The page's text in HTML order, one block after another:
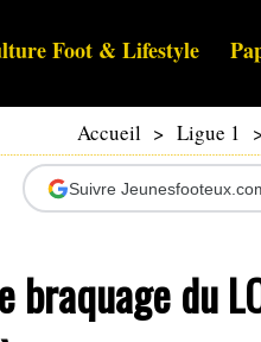
Foot & Lifestyle
Accueil > Ligue 1
Suivre
braquage du